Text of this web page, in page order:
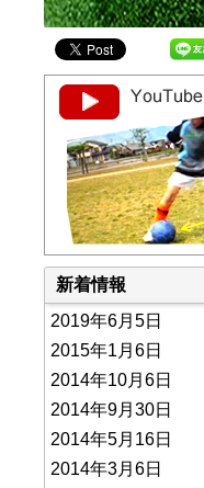
新着情報
2019年6月5日
2015年1月6日
2014年10月6日
2014年9月30日
2014年5月16日
2014年3月6日